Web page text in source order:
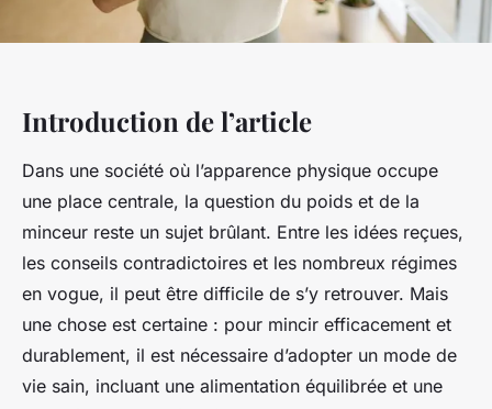
Introduction de l’article
Dans une société où l’apparence physique occupe
une place centrale, la question du poids et de la
minceur reste un sujet brûlant. Entre les idées reçues,
les conseils contradictoires et les nombreux régimes
en vogue, il peut être difficile de s’y retrouver. Mais
une chose est certaine : pour mincir efficacement et
durablement, il est nécessaire d’adopter un mode de
vie sain, incluant une alimentation équilibrée et une